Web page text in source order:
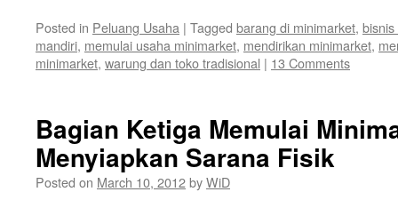
Posted in Peluang Usaha | Tagged barang di minimarket,
mandiri, memulai usaha minimarket, mendirikan minimarket,
minimarket, warung dan toko tradisional | 13 Comments
Bagian Ketiga Memulai
Menyiapkan Sarana Fisik
Posted on March 10, 2012byWiD